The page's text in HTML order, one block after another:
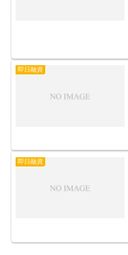
即日融資
即日融資